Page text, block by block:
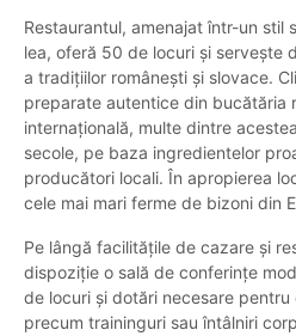
Restaurantul, amenajat într-un stil
lea, oferă 50 de locuri și servește
a tradițiilor românești și slovace.
preparate autentice din bucătăria
internațională, multe dintre
secole, pe baza ingredientelor
producători locali. În apropierea
cele mai mari ferme de bizoni din
Pe lângă facilitățile de cazare și
dispoziție o sală de conferințe
de locuri și dotări necesare pentru
precum traininguri sau întâlniri